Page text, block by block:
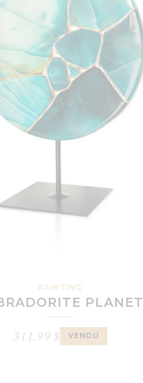
PAINTING
PLANET
311.99 $ VENDU